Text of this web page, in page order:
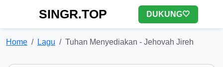
SINGR.TOP DUKUNG🤍
Home Lagu Tuhan Menyediakan - Jehovah Jireh